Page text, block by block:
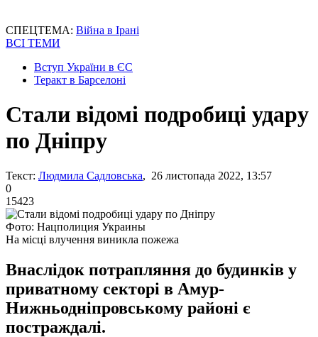
СПЕЦТЕМА: Війна в Ірані
ВСІ ТЕМИ
Вступ України в ЄС
Теракт в Барселоні
Стали відомі подробиці удару
по Дніпру
Текст: Людмила Садловська, 26 листопада 2022, 13:57
0
15423
Фото: Нацполиция Украины
На місці влучення виникла пожежа
Внаслідок потрапляння до будинків у
приватному секторі в Амур-
Нижньодніпровському районі є
постраждалі.